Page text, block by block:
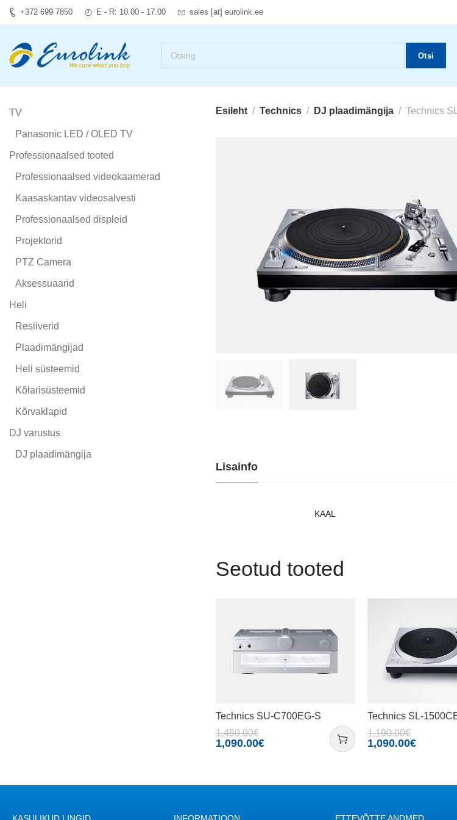
+372 699 7850 E - R: 10.00 - 17.00 sales [at] eurolink.ee
Otsi
Esileht Technics DJ plaadimängija Technics
Lisainfo
KAAL
Seotud tooted
Technics SU-C700EG-S
1,450.00€
1,090.00€
Technics SL-
1,190.00€
1,090.00€
TV
Panasonic LED / OLED TV
Professionaalsed tooted
Professionaalsed videokaamerad
Kaasaskantav videosalvesti
Professionaalsed displeid
Projektorid
PTZ Camera
Aksessuaarid
Heli
Resiiverid
Plaadimängijad
Heli süsteemid
Kõlarisüsteemid
Kõrvaklapid
DJ varustus
DJ plaadimängija
KASULIKUD LINGID INFORMATIOON ETTEVÕTTE ANDMED